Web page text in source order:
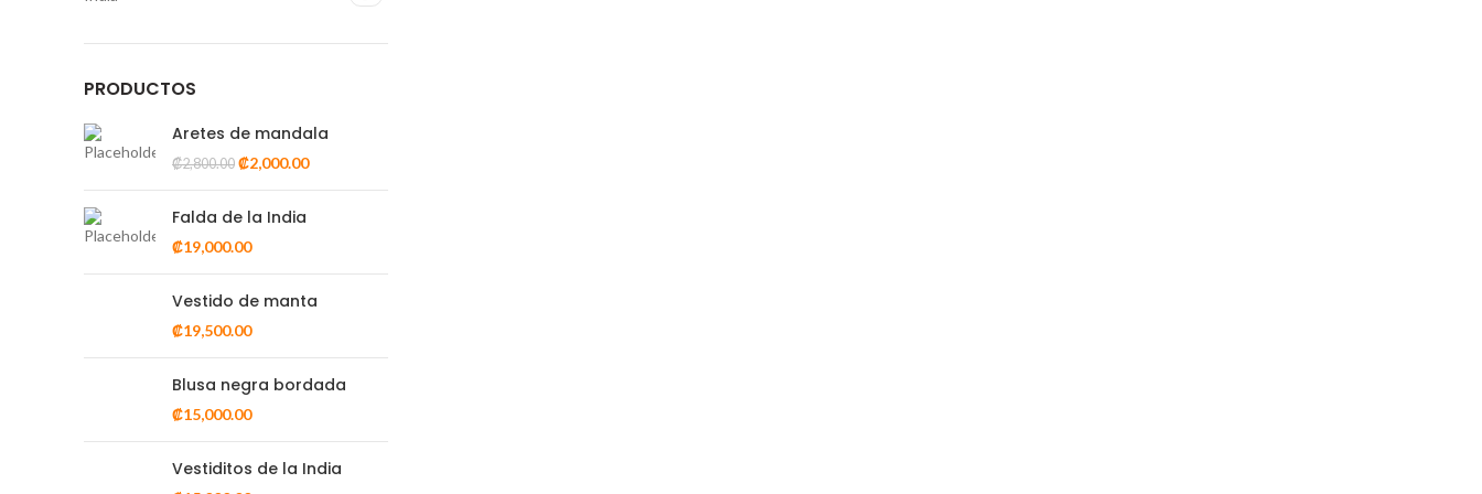
PRODUCTOS
Aretes de mandala
₡2,800.00 ₡2,000.00
Falda de la India
₡19,000.00
Vestido de manta
₡19,500.00
Blusa negra bordada
₡15,000.00
Vestiditos de la India
parturient orci at scelerisque neque dis nam
parturient.
Phone: (064) 332-1233
RECENT POSTS